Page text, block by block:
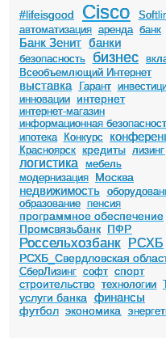
#lifeisgood Cisco
автоматизация аренда банк
Банк Зенит банки
безопасность бизнес
Всеобъемлющий Интернет
выставка Гарант
инновации
интернет
интернет-магазин
информационная
ипотека
Конкурс
Красноярск кредиты лизинг
логистика
мебель
модернизация
Москва
недвижимость
образование пенсия
программное обеспечение
Промсвязьбанк ПФР
Россельхозбанк РСХБ
РСХБ_Свердловская
СберЛизинг софт спорт
строительство технологии
услуги банка финансы
футбол экономика